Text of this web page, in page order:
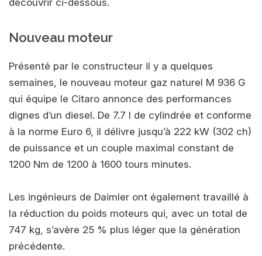
Nouveau moteur
Présenté par le constructeur il y a quelques
semaines, le nouveau moteur gaz naturel M 936 G
qui équipe le Citaro annonce des performances
dignes d’un diesel. De 7.7 l de cylindrée et conforme
à la norme Euro 6, il délivre jusqu’à 222 kW (302 ch)
de puissance et un couple maximal constant de
1200 Nm de 1200 à 1600 tours minutes.
Les ingénieurs de Daimler ont également travaillé à
la réduction du poids moteurs qui, avec un total de
747 kg, s’avère 25 % plus léger que la génération
précédente.